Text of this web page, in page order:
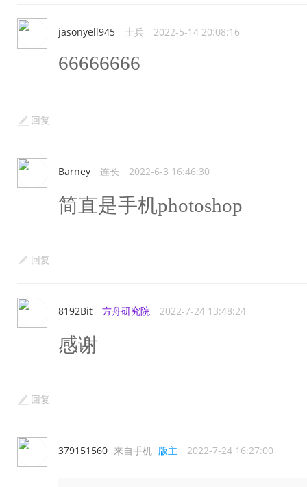
jasonyell945 士兵 2022-5-14 20:08:16
66666666
回复
Barney 连长 2022-6-3 16:46:30
简直是手机photoshop
回复
8192Bit 方舟研究院 2022-7-24 13:48:24
感谢
回复
379151560 来自手机 版主 2022-7-24 16:27:00